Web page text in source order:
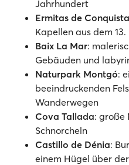
Jahrhundert
Ermitas de Conquista
Kapellen aus dem
Baix La Mar:
Gebäuden und
Naturpark Montgó:
beeindruckenden
Wanderwegen
Cova Tallada: große
Schnorcheln
Castillo de Dénia:
einem Hügel über